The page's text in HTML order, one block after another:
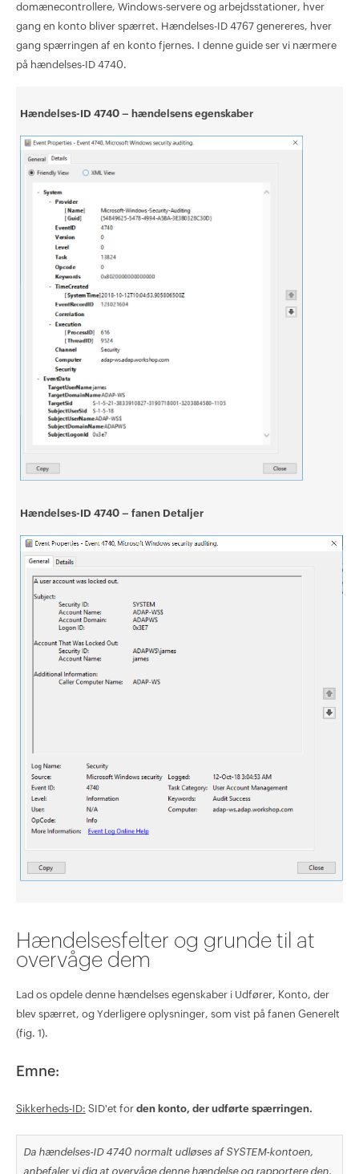
domænecontrollere, Windows-servere og arbejdsstationer, hver
gang en konto bliver spærret. Hændelses-ID 4767 genereres, hver
gang spærringen af en konto fjernes. I denne guide ser vi nærmere
på hændelses-ID 4740.
Hændelses-ID 4740 – hændelsens egenskaber
Hændelses-ID 4740 – fanen Detaljer
Hændelsesfelter og grunde til at
overvåge dem
Lad os opdele denne hændelses egenskaber i Udfører, Konto, der
blev spærret, og Yderligere oplysninger, som vist på fanen Generelt
(fig. 1).
Emne:
Sikkerheds-ID: SID'et for den konto, der udførte spærringen.
Da hændelses-ID 4740 normalt udløses af SYSTEM-kontoen,
anbefaler vi dig at overvåge denne hændelse og rapportere den,